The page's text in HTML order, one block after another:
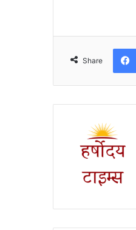
Share